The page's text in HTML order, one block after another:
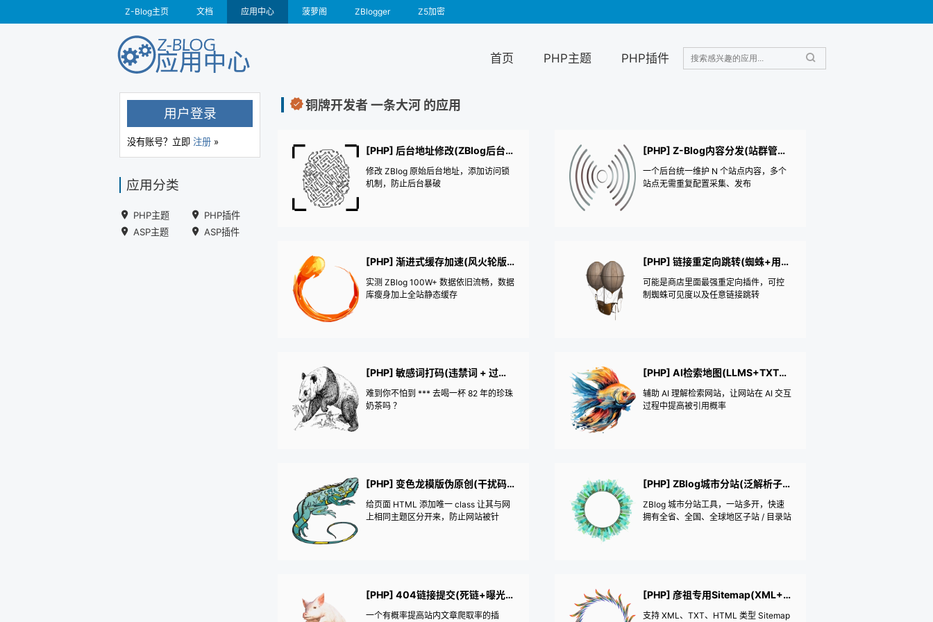
Z-Blog主页 文档 应用中心 菠萝阁 ZBlogger Z5加密
首页 PHP主题 PHP插件
铜牌开发者 一条大河 的应用
[PHP] 后台地址修改(ZBlog后台修改)
修改 ZBlog 原始后台地址，添加访问锁
机制，防止后台暴破
[PHP] Z-Blog内容分发(站群管理+数据广播)
一个后台统一维护 N 个站点内容，多个
站点无需重复配置采集、发布
[PHP] 渐进式缓存加速(风火轮版+数据库优化+全站静态)
实测 ZBlog 100W+ 数据依旧流畅，数据
库瘦身加上全站静态缓存
[PHP] 链接重定向跳转(蜘蛛+用户+自定义)
可能是商店里面最强重定向插件，可控
制蜘蛛可见度以及任意链接跳转
[PHP] 敏感词打码(违禁词 + 过滤 + 转码)
难到你不怕到 *** 去喝一杯 82 年的珍珠
奶茶吗 ？
[PHP] AI检索地图(LLMS+TXT+AI优化)
辅助 AI 理解检索网站，让网站在 AI 交互
过程中提高被引用概率
[PHP] 变色龙模版伪原创(干扰码+全网唯一模版)
给页面 HTML 添加唯一 class 让其与网
上相同主题区分开来，防止网站被针
[PHP] ZBlog城市分站(泛解析子站+地区目录)
ZBlog 城市分站工具，一站多开，快速
拥有全省、全国、全球地区子站 / 目录站
[PHP] 404链接提交(死链+曝光有效URL)
一个有概率提高站内文章爬取率的插
[PHP] 彦祖专用Sitemap(XML+TXT+HTML)
支持 XML、TXT、HTML 类型 Sitemap
用户登录
没有账号？立即 注册 »
应用分类
PHP主题
PHP插件
ASP主题
ASP插件